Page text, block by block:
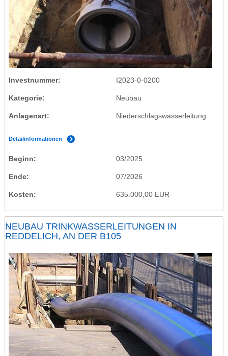
Investnummer I2023-0-0200
Kategorie Neubau
Anlagenart Niederschlagswasserleitung
Detailinformationen
Beginn 03/2025
Ende 07/2026
Kosten 635.000,00 EUR
NEUBAU TRINKWASSERLEITUNGEN IN
REDDELICH, AN DER B105